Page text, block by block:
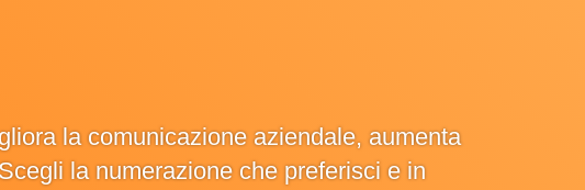
la comunicazione aziendale, aumenta
la numerazione che preferisci e in